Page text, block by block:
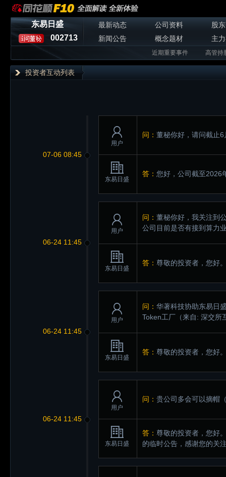
东易日盛
002713
最新动态 公司资料
股
新闻公告
概念题材 主
近期重要事件 高管持
投资者互动列表
07-06 08:45
用户
问： 董秘你好，请问截止
东易日盛
答： 您好，公司截至2026
06-24 11:45
用户
问： 董秘你好，我关注到
公司目前是否有接到算力
东易日盛
答： 尊敬的投资者，您好
06-24 11:45
用户
问： 华著科技协助东易日
Token工厂 （来自: 深交所
东易日盛
答： 尊敬的投资者，您好
06-24 11:45
用户
问： 贵公司多会可以摘帽
东易日盛
答： 尊敬的投资者，您好
的临时公告，感谢您的关